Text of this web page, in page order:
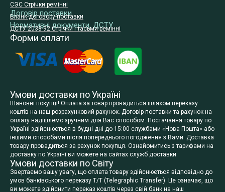
СЭС Стрічки ремінні
Договір поставки
Бланк-договору-поставки
Нормативні документи, ДСТУ
ДСТУ 2038-92 Стрічки і тасьми ремінні
Форми оплати
Умови доставки по Україні
Шановні покупці! Оплата за товар провадиться шляхом переказу
коштів на наш розрахунковий рахунок. Договір поставки та рахунок на
оплату надішлемо зручним для Вас способом. Постачання товару по
Україні здійснюється в будні дні до 15:00 службами «Нова Пошта» або
іншими способами після попереднього погодження з Вами. Доставка
товару провадиться за рахунок покупця. Ознайомитись з тарифами на
доставку по Україні ви можете на сайтах служб доставки.
Умови доставки по Світу
Звертаємо вашу увагу, що оплата товару здійснюється відповідно до
умов банківського переказу T/T (Telegraphic Transfer). Це означає, що
ви можете здійснити переказ коштів через свій банк на наш